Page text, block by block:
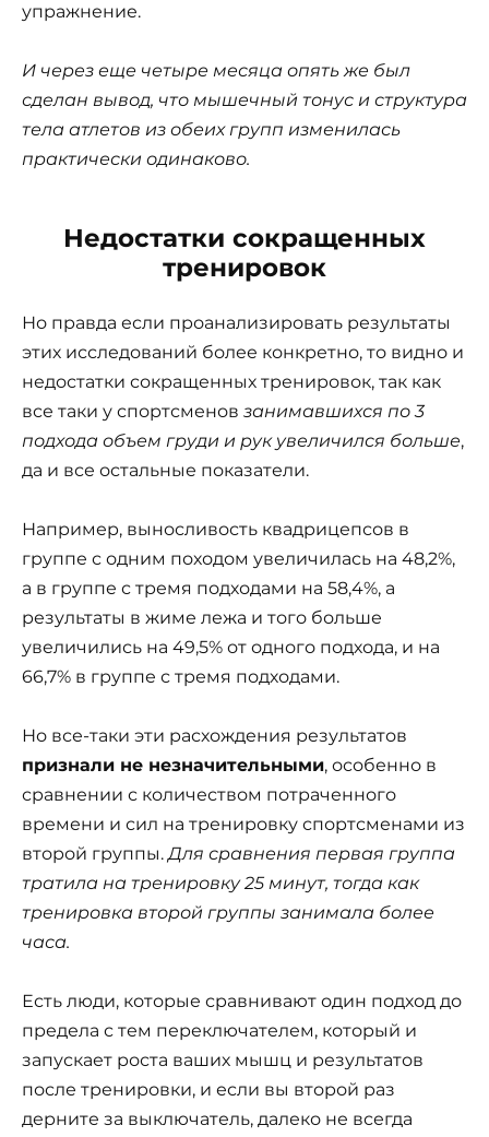
упражнение.
И через еще четыре месяца опять же был
сделан вывод, что мышечный тонус и структура
тела атлетов из обеих групп изменилась
практически одинаково.
Недостатки сокращенных
тренировок
Но правда если проанализировать результаты
этих исследований более конкретно, то видно и
недостатки сокращенных тренировок, так как
все таки у спортсменов занимавшихся по 3
подхода объем груди и рук увеличился больше,
да и все остальные показатели.
Например, выносливость квадрицепсов в
группе с одним походом увеличилась на 48,2%,
а в группе с тремя подходами на 58,4%, а
результаты в жиме лежа и того больше
увеличились на 49,5% от одного подхода, и на
66,7% в группе с тремя подходами.
Но все-таки эти расхождения результатов
признали не незначительными, особенно в
сравнении с количеством потраченного
времени и сил на тренировку спортсменами из
второй группы.Для сравнения первая группа
тратила на тренировку 25 минут, тогда как
тренировка второй группы занимала более
часа.
Есть люди, которые сравнивают один подход до
предела с тем переключателем, который и
запускает роста ваших мышц и результатов
после тренировки, и если вы второй раз
дерните за выключатель, далеко не всегда